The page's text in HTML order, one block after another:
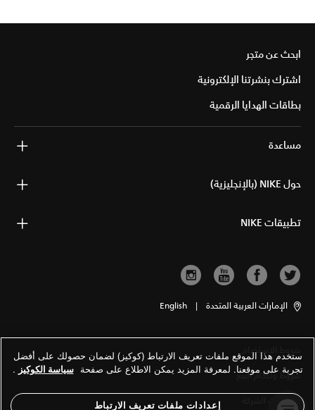
ابحث عن متجر
اشترك بنشرتنا الإلكترونية
بطاقات الهدايا الرقمية
مساعدة
حول NIKE (بالإنجليزية)
تطبيقات NIKE
الإمارات العربية المتحدة |
English
شروط الاستخدام
شروط وأحكام البيع
معلومات الشركة
ستخدم هذا الموقع ملفات تعريف الارتباط (كوكيز) لضمان حصولك على أفضل
تجربة على موقعنا. لمعرفة المزيد يمكن الاطلاع على صفحة سياسة الكوكيز .
إعدادات ملفات تعريف الارتباط